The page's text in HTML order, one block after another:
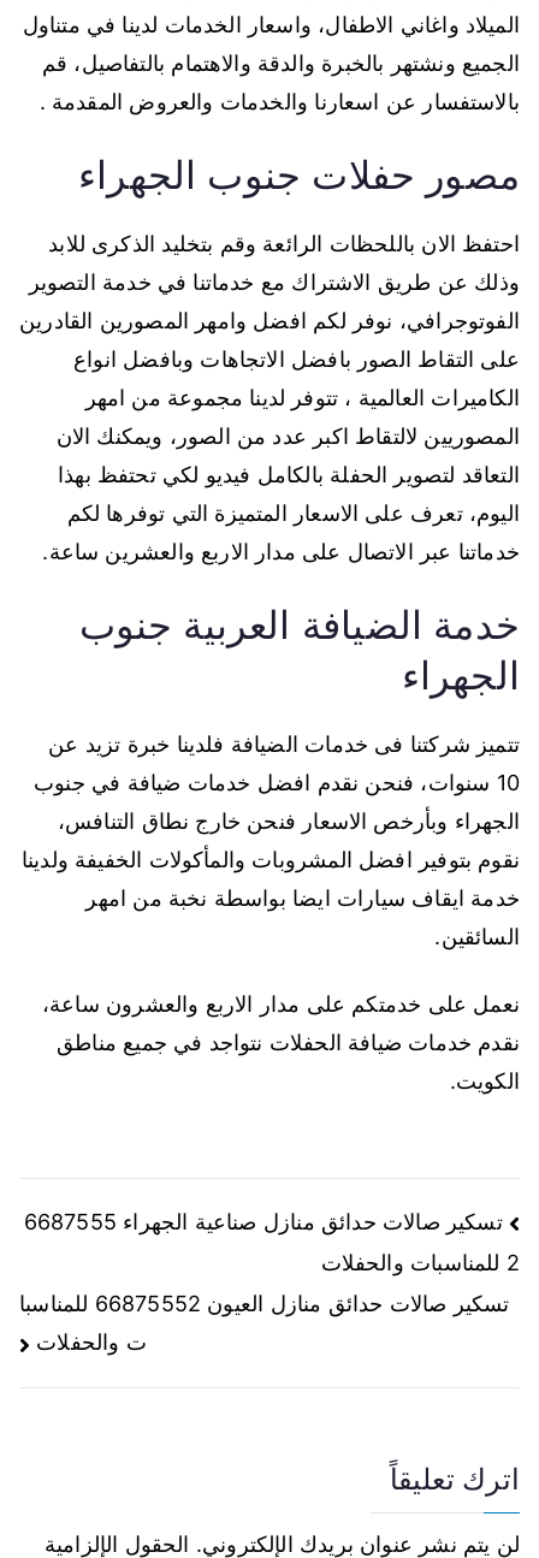
الميلاد واغاني الاطفال، واسعار الخدمات لدينا في متناول
الجميع ونشتهر بالخبرة والدقة والاهتمام بالتفاصيل، قم
بالاستفسار عن اسعارنا والخدمات والعروض المقدمة .
مصور حفلات جنوب الجهراء
احتفظ الان باللحظات الرائعة وقم بتخليد الذكرى للابد
وذلك عن طريق الاشتراك مع خدماتنا في خدمة التصوير
الفوتوجرافي، نوفر لكم افضل وامهر المصورين القادرين
على التقاط الصور بافضل الاتجاهات وبافضل انواع
الكاميرات العالمية ، تتوفر لدينا مجموعة من امهر
المصوريين لالتقاط اكبر عدد من الصور، ويمكنك الان
التعاقد لتصوير الحفلة بالكامل فيديو لكي تحتفظ بهذا
اليوم، تعرف على الاسعار المتميزة التي توفرها لكم
خدماتنا عبر الاتصال على مدار الاربع والعشرين ساعة.
خدمة الضيافة العربية جنوب
الجهراء
تتميز شركتنا فى خدمات الضيافة فلدينا خبرة تزيد عن
10 سنوات، فنحن نقدم افضل خدمات ضيافة في جنوب
الجهراء وبأرخص الاسعار فنحن خارج نطاق التنافس،
نقوم بتوفير افضل المشروبات والمأكولات الخفيفة ولدينا
خدمة ايقاف سيارات ايضا بواسطة نخبة من امهر
السائقين.
نعمل على خدمتكم على مدار الاربع والعشرون ساعة،
نقدم خدمات ضيافة الحفلات نتواجد في جميع مناطق
الكويت.
تسكير صالات حدائق منازل صناعية الجهراء 6687555
2 للمناسبات والحفلات
تسكير صالات حدائق منازل العيون 66875552 للمناسبا
ت والحفلات
اترك تعليقاً
لن يتم نشر عنوان بريدك الإلكتروني. الحقول الإلزامية